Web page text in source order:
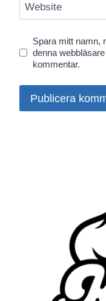
Website
Spara mitt namn,
denna
kommentar.